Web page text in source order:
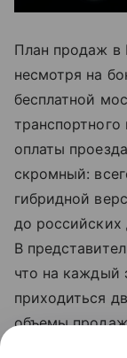
План продаж в
несмотря на
бесплатной
оплаты
скромный:
гибридной
до
В
что на каждый
приходиться
объемы